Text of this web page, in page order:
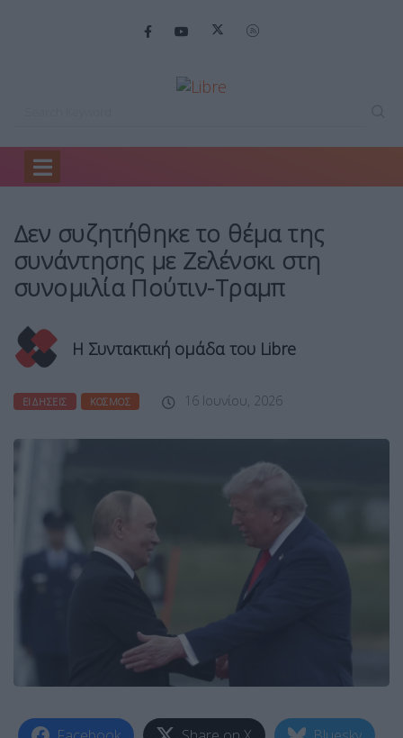
Home
Δεν συζητήθηκε το θέμα της
συνάντησης με Ζελένσκι στη
συνομιλία Πούτιν-Τραμπ
Η Συντακτική ομάδα του Libre
ΕΙΔΉΣΕΙΣ ΚΌΣΜΟΣ 16 Ιουνίου, 2026